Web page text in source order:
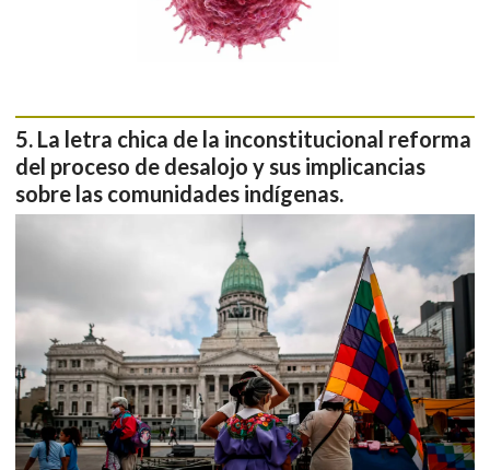
La letra chica de la inconstitucional reforma
del proceso de desalojo y sus implicancias
sobre las comunidades indígenas.